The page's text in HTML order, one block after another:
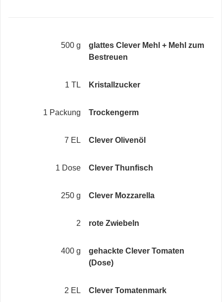
500 g
glattes Clever Mehl + Mehl zum
Bestreuen
1 TL Kristallzucker
1 Packung Trockengerm
7 EL Clever Olivenöl
1 Dose Clever Thunfisch
250 g Clever Mozzarella
2 rote Zwiebeln
400 g
gehackte Clever Tomaten
(Dose)
2 EL Clever Tomatenmark